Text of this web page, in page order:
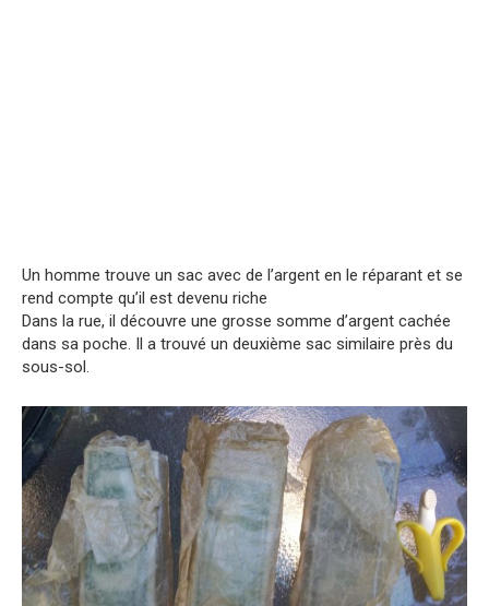
Un homme trouve un sac avec de l’argent en le réparant et se
rend compte qu’il est devenu riche
Dans la rue, il découvre une grosse somme d’argent cachée
dans sa poche. Il a trouvé un deuxième sac similaire près du
sous-sol.